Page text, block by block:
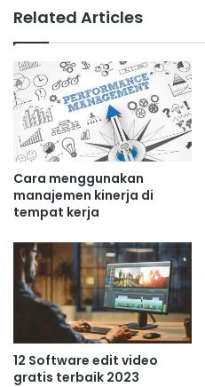
Related Articles
Cara menggunakan
manajemen kinerja di
tempat kerja
12 Software edit video
gratis terbaik 2023